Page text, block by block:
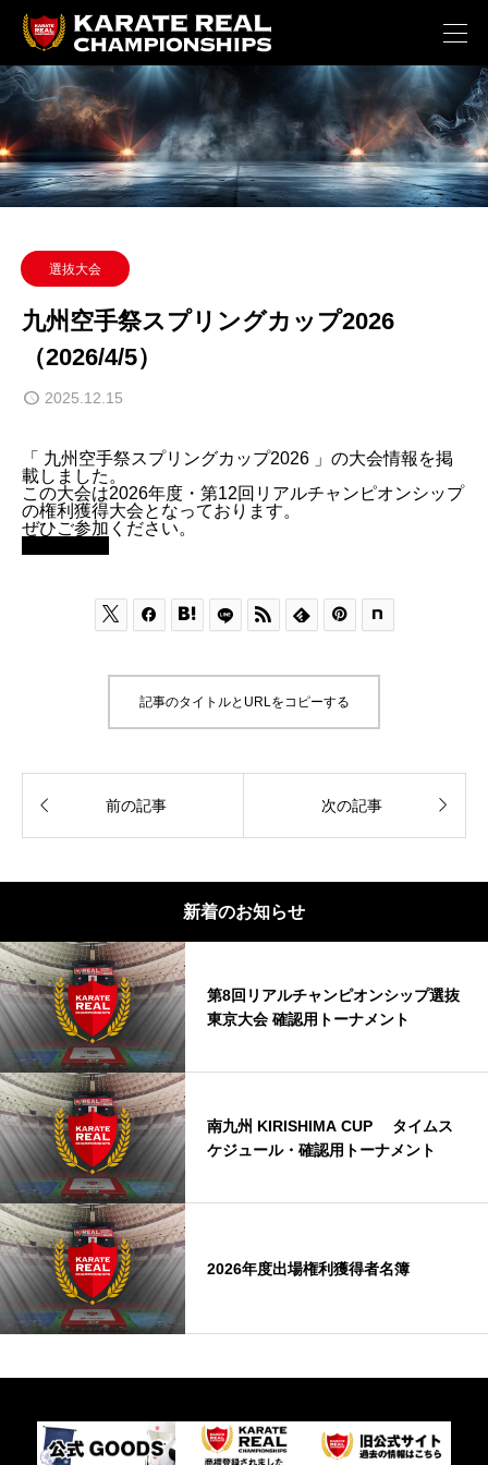
選抜大会
九州空手祭スプリングカップ2026
（2026/4/5）
2025.12.15
「 九州空手祭スプリングカップ2026 」の大会情報を掲
載しました。
この大会は2026年度・第12回リアルチャンピオンシップ
の権利獲得大会となっております。
ぜひご参加ください。
     
記事のタイトルとURLをコピーする
 前の記事 次の記事 
新着のお知らせ
第8回リアルチャンピオンシップ選抜
東京大会 確認用トーナメント
南九州 KIRISHIMA CUP タイムス
ケジュール・確認用トーナメント
2026年度出場権利獲得者名簿